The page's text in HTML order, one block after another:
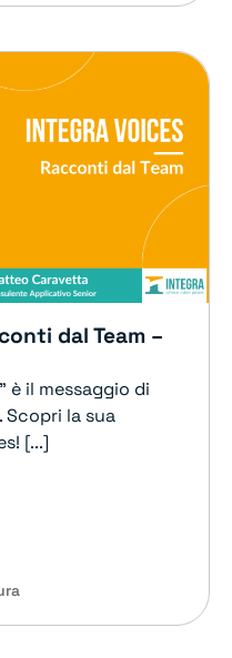
dal Team –
è il messaggio di
la sua
[...]